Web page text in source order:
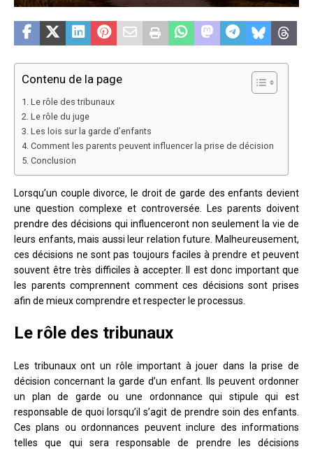
Contenu de la page
Le rôle des tribunaux
Le rôle du juge
Les lois sur la garde d’enfants
Comment les parents peuvent influencer la prise de décision
Conclusion
Lorsqu’un couple divorce, le droit de garde des enfants devient
une question complexe et controversée. Les parents doivent
prendre des décisions qui influenceront non seulement la vie de
leurs enfants, mais aussi leur relation future. Malheureusement,
ces décisions ne sont pas toujours faciles à prendre et peuvent
souvent être très difficiles à accepter. Il est donc important que
les parents comprennent comment ces décisions sont prises
afin de mieux comprendre et respecter le processus.
Le rôle des tribunaux
Les tribunaux ont un rôle important à jouer dans la prise de
décision concernant la garde d’un enfant. Ils peuvent ordonner
un plan de garde ou une ordonnance qui stipule qui est
responsable de quoi lorsqu’il s’agit de prendre soin des enfants.
Ces plans ou ordonnances peuvent inclure des informations
telles que qui sera responsable de prendre les décisions